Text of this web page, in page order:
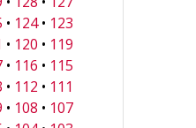
• 124• 123
• 120 • 119
• 116 • 115
• 112 • 111
• 108 • 107